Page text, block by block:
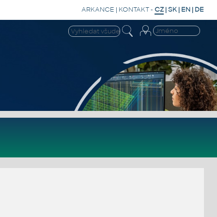
ARKANCE | KONTAKT- CZ |SK | EN | DE